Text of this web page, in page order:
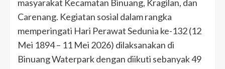
masyarakat Kecamatan Binuang, Kragilan, dan
Carenang. Kegiatan sosial dalam rangka
memperingati Hari Perawat Sedunia ke-132 (12
Mei 1894 – 11 Mei 2026) dilaksanakan di
Binuang Waterpark dengan diikuti sebanyak 49